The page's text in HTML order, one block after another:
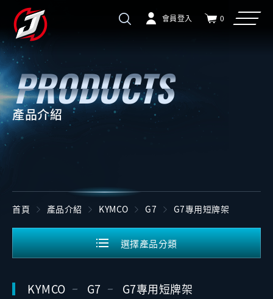
會員登入 0
產品介紹
首頁 產品介紹 KYMCO G7 G7專用短牌架
選擇產品分類
KYMCO G7 G7專用短牌架